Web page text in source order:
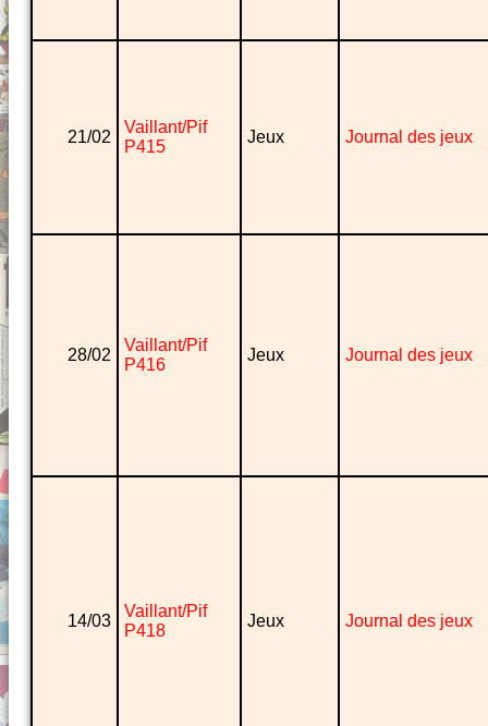
21/02
Vaillant/Pif
P415
Jeux Journal des jeux
28/02
Vaillant/Pif
P416
Jeux Journal des jeux
14/03
Vaillant/Pif
P418
Jeux Journal des jeux